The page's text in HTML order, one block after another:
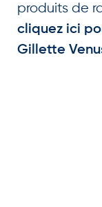
produits de
cliquez ici
Gillette